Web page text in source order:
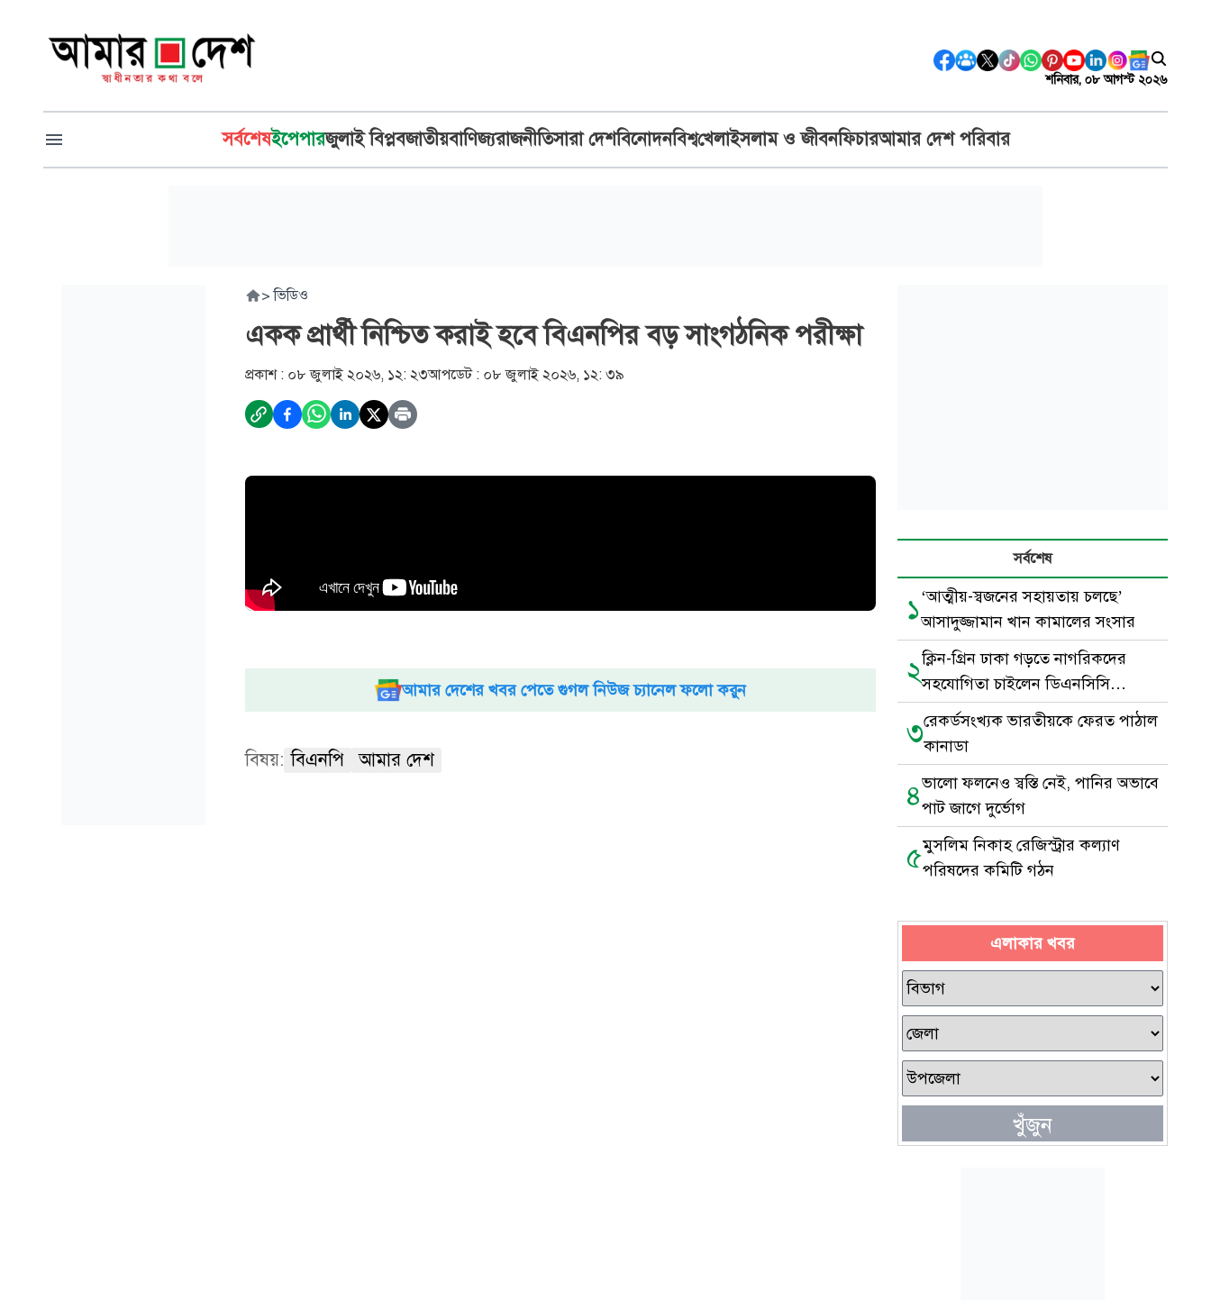
শনিবার, ০৮ আগস্ট ২০২৬
সর্বশেষইপেপারজুলাই বিপ্লবজাতীয়বাণিজ্যরাজনীতিসারা দেশবিনোদনবিশ্বখেলাইসলাম ও জীবনফিচারআমার দেশ পরিবার
> ভিডিও
একক প্রার্থী নিশ্চিত করাই হবে বিএনপির বড় সাংগঠনিক পরীক্ষা
প্রকাশ : ০৮ জুলাই ২০২৬, ১২: ২৩আপডেট : ০৮ জুলাই ২০২৬, ১২: ৩৯
আমার দেশের খবর পেতে গুগল নিউজ চ্যানেল ফলো করুন
বিষয়: বিএনপি আমার দেশ
সর্বশেষ
১‘আত্মীয়-স্বজনের সহায়তায় চলছে’
আসাদুজ্জামান খান কামালের সংসার
২ক্লিন-গ্রিন ঢাকা গড়তে নাগরিকদের
সহযোগিতা চাইলেন ডিএনসিসি
প্রশাসক
৩রেকর্ডসংখ্যক ভারতীয়কে ফেরত পাঠাল
কানাডা
৪ভালো ফলনেও স্বস্তি নেই, পানির অভাবে
পাট জাগে দুর্ভোগ
৫মুসলিম নিকাহ রেজিস্ট্রার কল্যাণ
পরিষদের কমিটি গঠন
এলাকার খবর
খুঁজুন